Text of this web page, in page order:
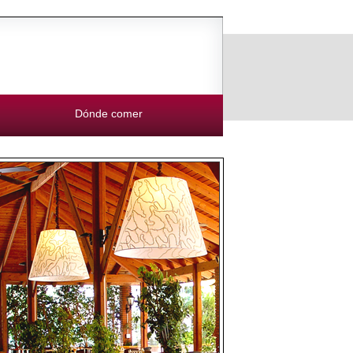
Dónde comer